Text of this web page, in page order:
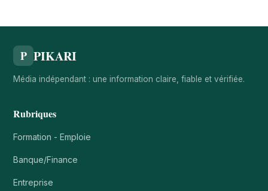
P PIKARI
Média indépendant : une information claire, fiable et vérifiée.
Rubriques
Formation - Emploie
Banque/Finance
Entreprise